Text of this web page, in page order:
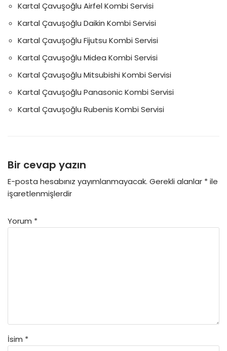
Kartal Çavuşoğlu Airfel Kombi Servisi
Kartal Çavuşoğlu Daikin Kombi Servisi
Kartal Çavuşoğlu Fijutsu Kombi Servisi
Kartal Çavuşoğlu Midea Kombi Servisi
Kartal Çavuşoğlu Mitsubishi Kombi Servisi
Kartal Çavuşoğlu Panasonic Kombi Servisi
Kartal Çavuşoğlu Rubenis Kombi Servisi
Bir cevap yazın
E-posta hesabınız yayımlanmayacak. Gerekli alanlar *ile
işaretlenmişlerdir
Yorum *
İsim *